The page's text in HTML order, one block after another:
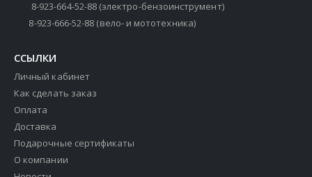
8-923-664-52-88 (электро-бензоинструмент)
8-923-666-52-88 (вело- и мототехника)
ССЫЛКИ
Личный кабинет
Как сделать заказ
Оплата
Доставка
Подарочные сертификаты
О компании